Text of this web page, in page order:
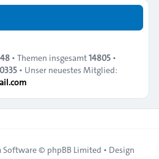
• Themen insgesamt14805•
• Unser neuestes Mitglied:
Software © phpBB Limited • Design